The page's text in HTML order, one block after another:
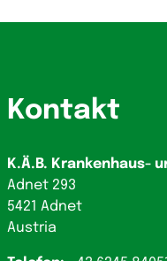
Kontakt
K.Ä.B. Krankenhaus-
Adnet 293
5421 Adnet
Austria